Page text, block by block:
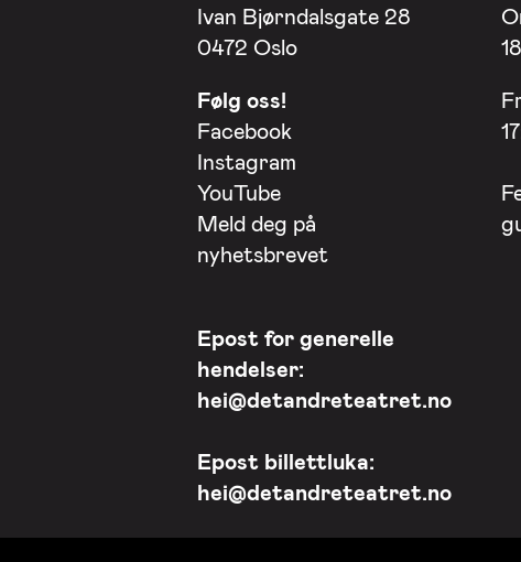
Ivan Bjørndalsgate 28
0472 Oslo
Følg oss!
Facebook
Instagram
YouTube
Meld deg på
nyhetsbrevet
Epost for generelle
hendelser:
hei@detandreteatret.no
Epost billettluka:
hei@detandreteatret.no